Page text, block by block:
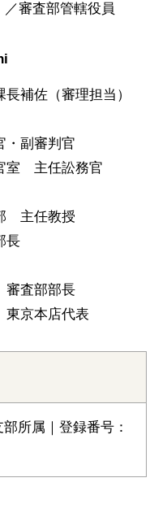
審査部管轄役員
佐（審理担当）
副審判官
室 主任訟務官
主任教授
長
査部部長
京本店代表
所属｜登録番号：